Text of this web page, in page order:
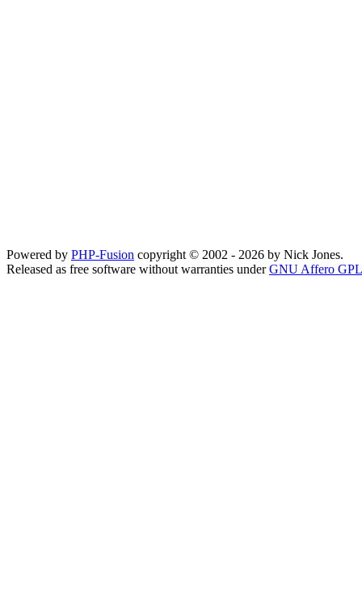
Powered by PHP-Fusion copyright © 2002 - 2026 by Nick Jones.
Released as free software without warranties underGNU Affero GPL